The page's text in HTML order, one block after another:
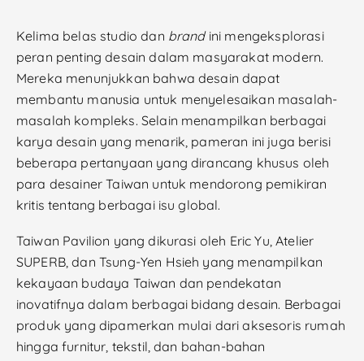
Kelima belas studio dan brand ini mengeksplorasi
peran penting desain dalam masyarakat modern.
Mereka menunjukkan bahwa desain dapat
membantu manusia untuk menyelesaikan masalah-
masalah kompleks. Selain menampilkan berbagai
karya desain yang menarik, pameran ini juga berisi
beberapa pertanyaan yang dirancang khusus oleh
para desainer Taiwan untuk mendorong pemikiran
kritis tentang berbagai isu global.
Taiwan Pavilion yang dikurasi oleh Eric Yu, Atelier
SUPERB, dan Tsung-Yen Hsieh yang menampilkan
kekayaan budaya Taiwan dan pendekatan
inovatifnya dalam berbagai bidang desain. Berbagai
produk yang dipamerkan mulai dari aksesoris rumah
hingga furnitur, tekstil, dan bahan-bahan